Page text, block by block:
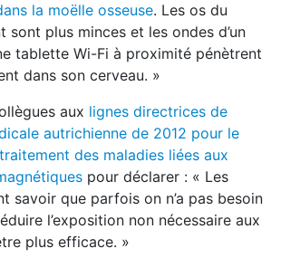
la moëlle osseuse. Les os du
sont plus minces et les ondes d’un
tablette Wi-Fi à proximité pénètrent
dans son cerveau. »
aux lignes directrices de
autrichienne de 2012 pour le
des maladies liées aux
pour déclarer : « Les
savoir que parfois on n’a pas besoin
l’exposition non nécessaire aux
plus efficace. »